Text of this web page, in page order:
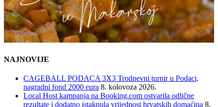
NAJNOVIJE
CAGEBALL PODACA 3X3 Trodnevni turnir u Podaci,
nagradni fond 2000 eura 8. kolovoza 2026.
Local Host kampanja na Booking.com ostvarila odlične
rezultate i dodatno istaknula vrijednost hrvatskih domaćina 8.